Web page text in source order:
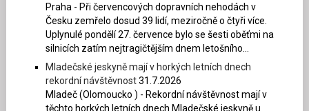
Praha - Při červencových dopravních nehodách v
Česku zemřelo dosud 39 lidí, meziročně o čtyři více.
Uplynulé pondělí 27. července bylo se šesti oběťmi na
silnicích zatím nejtragičtějším dnem letošního...
Mladečské jeskyně mají v horkých letních dnech
rekordní návštěvnost31.7.2026
Mladeč (Olomoucko ) - Rekordní návštěvnost mají v
těchto horkých letních dnech Mladečské jeskyně u